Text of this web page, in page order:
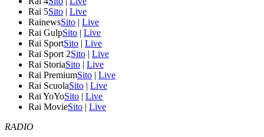
Rai 5Sito | Live
RainewsSito | Live
Rai GulpSito | Live
Rai SportSito | Live
Rai Sport 2Sito | Live
Rai StoriaSito | Live
Rai PremiumSito | Live
Rai ScuolaSito | Live
Rai YoYoSito | Live
Rai MovieSito | Live
RADIO